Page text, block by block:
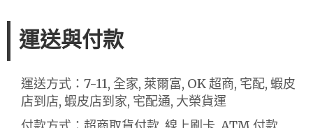
運送與付款
運送方式：7-11, 全家, 萊爾富, OK 超商, 宅配, 蝦皮
店到店, 蝦皮店到家, 宅配通, 大榮貨運